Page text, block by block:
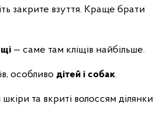
закрите взуття. Краще брати
— саме там кліщів найбільше.
особливо дітей і собак.
та вкриті волоссям ділянки